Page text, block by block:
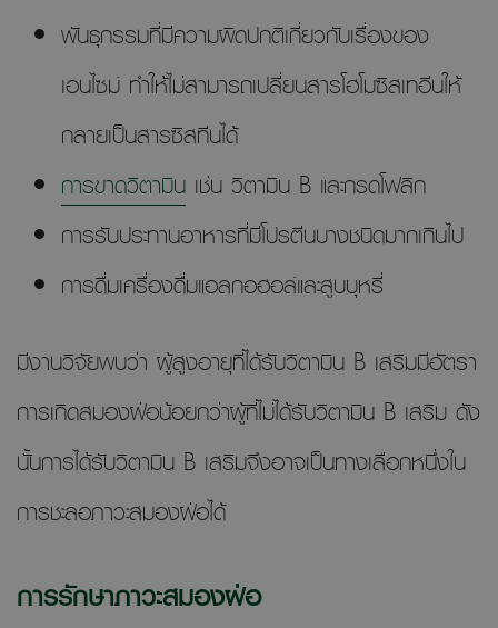
พันธุกรรมที่มีความผิดปกติเกี่ยวกับเรื่องของ
เอนไซม์ ทำให้ไม่สามารถเปลี่ยนสารโฮโมซิสเทอีนให้
กลายเป็นสารซิสทีนได้
การขาดวิตามิน เช่น วิตามิน B และกรดโฟลิก
การรับประทานอาหารที่มีโปรตีนบางชนิดมากเกินไป
การดื่มเครื่องดื่มแอลกอฮอล์และสูบบุหรี่
มีงานวิจัยพบว่า ผู้สูงอายุที่ได้รับวิตามิน B เสริมมีอัตรา
การเกิดสมองฝ่อน้อยกว่าผู้ที่ไม่ได้รับวิตามิน B เสริม ดัง
นั้นการได้รับวิตามิน B เสริมจึงอาจเป็นทางเลือกหนึ่งใน
การชะลอภาวะสมองฝ่อได้
การรักษาภาวะสมองฝ่อ